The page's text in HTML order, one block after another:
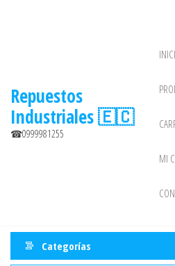
Repuestos
Industriales 🇪🇨
☎0999981255
MI
Categorías